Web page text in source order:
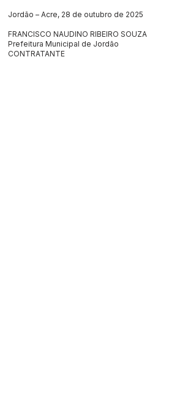
Jordão – Acre, 28 de outubro de 2025
FRANCISCO NAUDINO RIBEIRO SOUZA
Prefeitura Municipal de Jordão
CONTRATANTE